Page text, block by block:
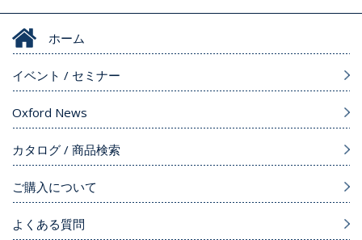
ホーム
イベント / セミナー
Oxford News
カタログ / 商品検索
ご購入について
よくある質問